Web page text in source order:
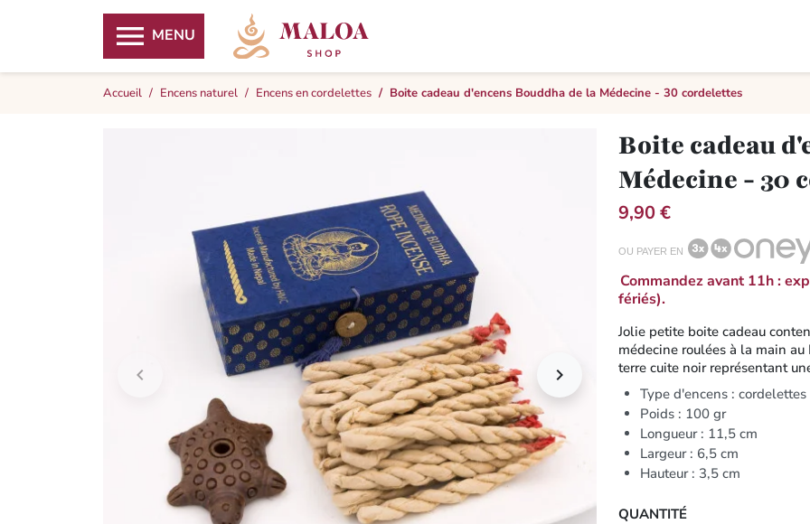
 MENU
Accueil Encens naturel Encens en cordelettes Boite cadeau d'encens Bouddha de la Médecine - 30 cordelettes
 
Boite cadeau
Médecine - 30
9,90 €
OU PAYER EN
Commandez avant 11h :
fériés).
Jolie petite boite cadeau
médecine roulées à la main
terre cuite noir représentant
Type d'encens : cordelettes
Poids : 100 gr
Longueur : 11,5 cm
Largeur : 6,5 cm
Hauteur : 3,5 cm
QUANTITÉ